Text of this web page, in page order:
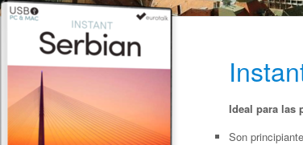
Ideal para las
Son